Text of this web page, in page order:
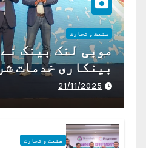
صنعت و تجارت
موبی لنک بینک نے
بینکاری خدمات
اعلان کیا ہے،
21/11/2025
صنعت و تجارت